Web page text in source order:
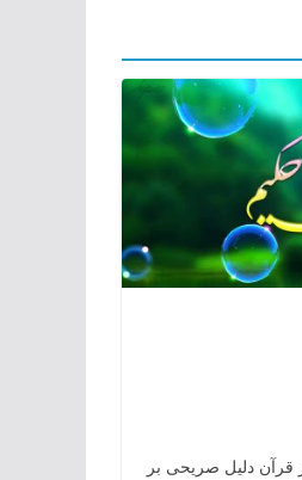
حکیم در قرآن دلیل صریحی بر